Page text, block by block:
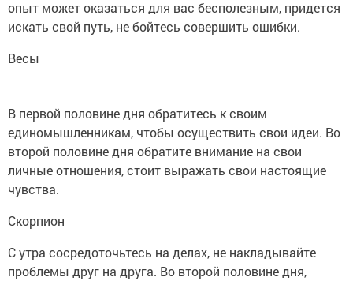
опыт может оказаться для вас бесполезным, придется
искать свой путь, не бойтесь совершить ошибки.
Весы
В первой половине дня обратитесь к своим
единомышленникам, чтобы осуществить свои идеи. Во
второй половине дня обратите внимание на свои
личные отношения, стоит выражать свои настоящие
чувства.
Скорпион
С утра сосредоточьтесь на делах, не накладывайте
проблемы друг на друга. Во второй половине дня,